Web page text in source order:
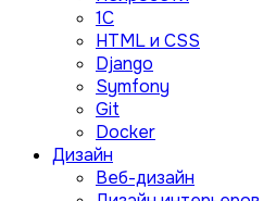
1C
HTML и CSS
Django
Symfony
Git
Docker
Дизайн
Веб-дизайн